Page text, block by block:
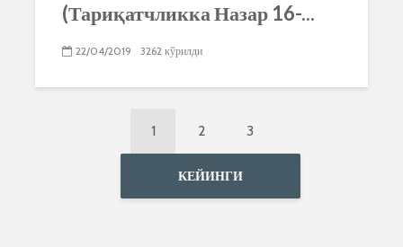
(Тариқатчликка Назар 16-...
22/04/2019 3262 кўрилди
1 2 3
КЕЙИНГИ